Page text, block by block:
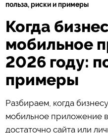
польза, риски и примеры
Когда
мобильное
2026 году:
примеры
Разбираем, когда
мобильное приложение в
достаточно сайта или